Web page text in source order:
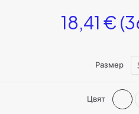
18,41 €
Размер
Цвят